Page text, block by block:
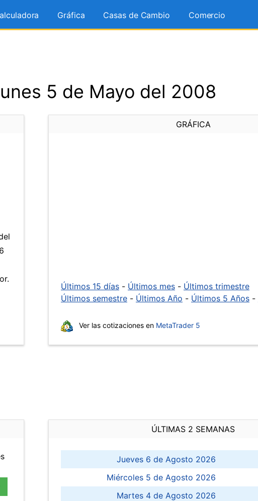
Gráfica Casas de Cambio Comercio
5 de Mayo del 2008
GRÁFICA
Últimos 15 días - Últimos mes - Últimos trimestre
Últimos semestre - Últimos Año - Últimos 5 Años -
Ver las cotizaciones en MetaTrader 5
ÚLTIMAS 2 SEMANAS
Jueves 6 de Agosto 2026
Miércoles 5 de Agosto 2026
Martes 4 de Agosto 2026